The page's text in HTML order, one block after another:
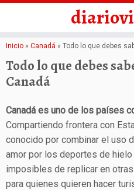
Saltar
al
contenido
Inicio » Canadá » Todo lo que debes
Todo lo que debes
Canadá
Canadá es uno de los países
Compartiendo frontera con
conocido por combinar el uso
amor por los deportes de
imposibles de replicar en
para quienes quieren hacer